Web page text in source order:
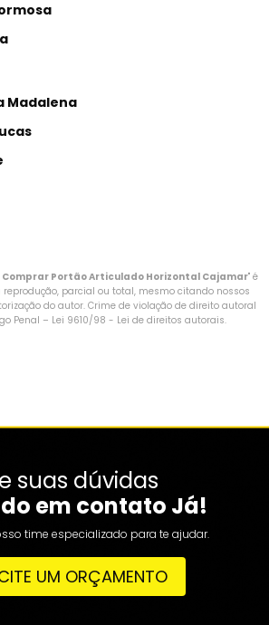
Madalena
Comprar Portão Articulado Horizontal Cajamar" é
reprodução, parcial ou total, mesmo citando nossos
do autor. Crime de violação de direito autoral
Penal – Lei 9610/98 - Lei de direitos autorais.
suas dúvidas
em contato Já!
time especializado para te ajudar.
UM ORÇAMENTO